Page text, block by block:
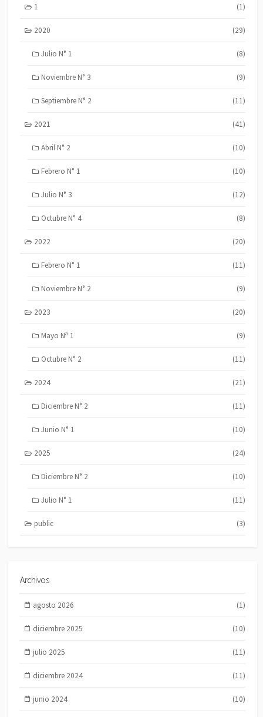
1 (1)
2020 (29)
Julio N° 1 (8)
Noviembre N° 3 (9)
Septiembre N° 2 (11)
2021 (41)
Abril N° 2 (10)
Febrero N° 1 (10)
Julio N° 3 (12)
Octubre N° 4 (8)
2022 (20)
Febrero N° 1 (11)
Noviembre N° 2 (9)
2023 (20)
Mayo Nª 1 (9)
Octubre N° 2 (11)
2024 (21)
Diciembre N° 2 (11)
Junio N° 1 (10)
2025 (24)
Diciembre N° 2 (10)
Julio N° 1 (11)
public (3)
Archivos
agosto 2026 (1)
diciembre 2025 (10)
julio 2025 (11)
diciembre 2024 (11)
junio 2024 (10)